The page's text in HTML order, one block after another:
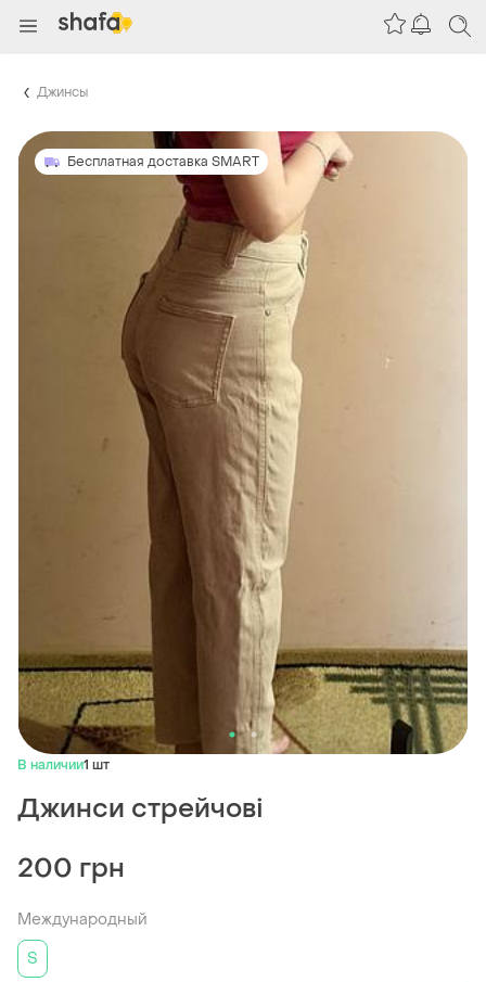
Джинсы
Бесплатная доставка SMART
В наличии1 шт
Джинси стрейчові
200 грн
Международный
S